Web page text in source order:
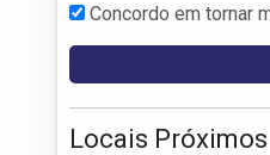
Concordo em tornar
Locais Próximos